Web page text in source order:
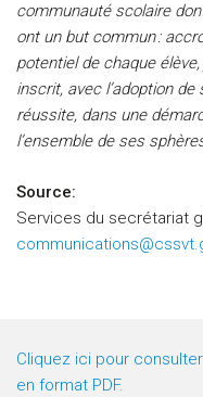
communauté scolaire
ont un but commun :
potentiel de chaque
inscrit, avec l’adoption de
réussite, dans une
l’ensemble de ses
Source:
Services du secrétariat
Cliquez ici pour
en format PDF.